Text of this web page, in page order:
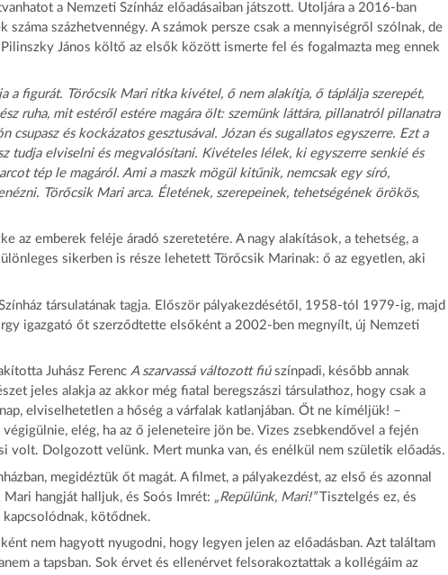
a Nemzeti Színház előadásaiban játszott. Utoljára a 2016-ban
száma százhetvennégy. A számok persze csak a mennyiségről szólnak, de
János költő az elsők között ismerte fel és fogalmazta meg ennek
a figurát. Törőcsik Mari ritka kivétel, ő nem alakítja, ő táplálja szerepét,
ruha, mit estéről estére magára ölt: szemünk láttára, pillanatról pillanatra
és kockázatos gesztusával. Józan és sugallatos egyszerre. Ezt a
tudja elviselni és megvalósítani. Kivételes lélek, ki egyszerre senkié és
tép le magáról. Ami a maszk mögül kitűnik, nemcsak egy síró,
Törőcsik Mari arca. Életének, szerepeinek, tehetségének örökös,
az emberek feléje áradó szeretetére. A nagy alakítások, a tehetség, a
sikerben is része lehetett Törőcsik Marinak: ő az egyetlen, aki
társulatának tagja. Először pályakezdésétől, 1958-tól 1979-ig, majd
igazgató őt szerződtette elsőként a 2002-ben megnyílt, új Nemzeti
Juhász Ferenc A szarvassá változott fiúszínpadi, később annak
jeles alakja az akkor még fiatal beregszászi társulathoz, hogy csak a
elviselhetetlen a hőség a várfalak katlanjában. Őt ne kíméljük! –
elég, ha az ő jeleneteire jön be. Vizes zsebkendővel a fején
volt. Dolgozott velünk. Mert munka van, és enélkül nem születik előadás.
megidéztük őt magát. A filmet, a pályakezdést, az első és azonnal
hangját halljuk, és Soós Imrét: „Repülünk, Mari!”Tisztelgés ez, és
kötődnek.
nem hagyott nyugodni, hogy legyen jelen az előadásban. Azt találtam
a tapsban. Sok érvet és ellenérvet felsorakoztattak a kollégáim az